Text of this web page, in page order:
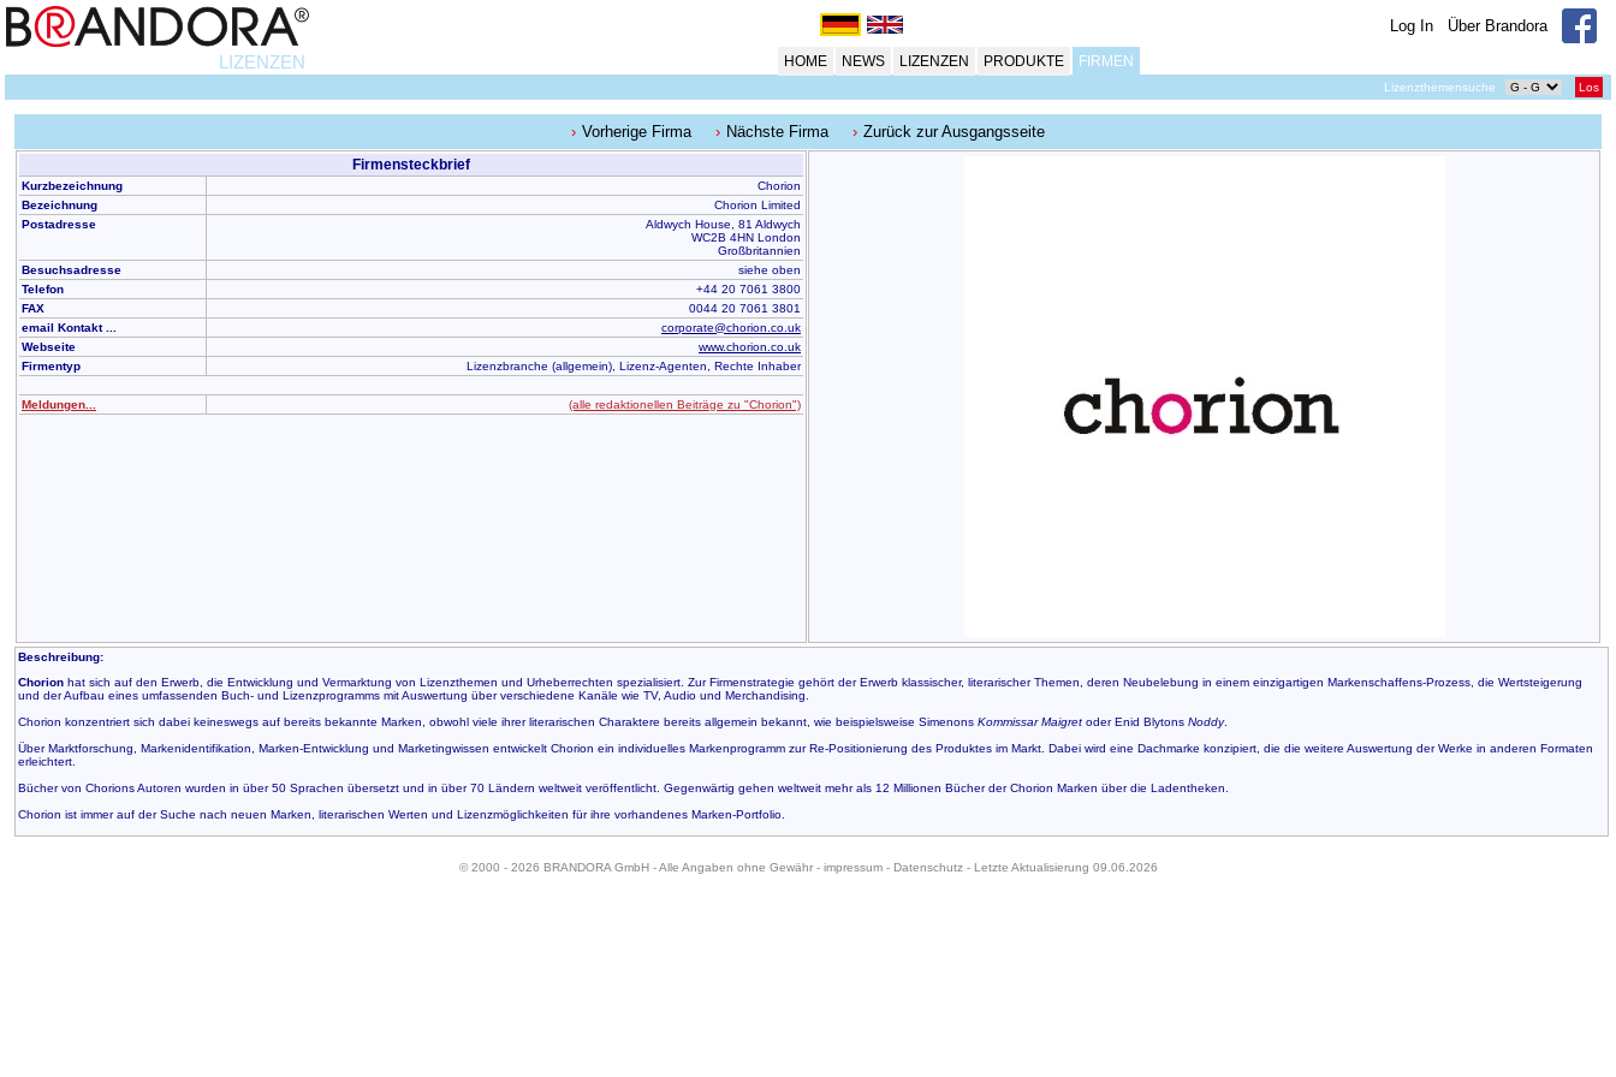
Log In Über Brandora
LIZENZEN HOME NEWS LIZENZEN PRODUKTE FIRMEN
Lizenzthemensuche Los
Vorherige Firma Nächste Firma Zurück zur Ausgangsseite
Firmensteckbrief
Kurzbezeichnung
Chorion
Bezeichnung
Chorion Limited
Postadresse
Aldwych House, 81 Aldwych
WC2B 4HN London
Großbritannien
Besuchsadresse
siehe oben
Telefon
+44 20 7061 3800
FAX
0044 20 7061 3801
email Kontakt ...
corporate@chorion.co.uk
Webseite
www.chorion.co.uk
Firmentyp
Lizenzbranche (allgemein), Lizenz-Agenten, Rechte Inhaber
Meldungen... (alle redaktionellen Beiträge zu "Chorion")
Beschreibung:
Chorion hat sich auf den Erwerb, die Entwicklung und Vermarktung von Lizenzthemen und Urheberrechten spezialisiert. Zur Firmenstrategie gehört der Erwerb klassischer, literarischer Themen, deren Neubelebung in einem einzigartigen Markenschaffens-Prozess, die Wertsteigerung
und der Aufbau eines umfassenden Buch- und Lizenzprogramms mit Auswertung über verschiedene Kanäle wie TV, Audio und Merchandising.
Chorion konzentriert sich dabei keineswegs auf bereits bekannte Marken, obwohl viele ihrer literarischen Charaktere bereits allgemein bekannt, wie beispielsweise Simenons Kommissar Maigret oder Enid Blytons Noddy.
Über Marktforschung, Markenidentifikation, Marken-Entwicklung und Marketingwissen entwickelt Chorion ein individuelles Markenprogramm zur Re-Positionierung des Produktes im Markt. Dabei wird eine Dachmarke konzipiert, die die weitere Auswertung der Werke in anderen Formaten
erleichtert.
Bücher von Chorions Autoren wurden in über 50 Sprachen übersetzt und in über 70 Ländern weltweit veröffentlicht. Gegenwärtig gehen weltweit mehr als 12 Millionen Bücher der Chorion Marken über die Ladentheken.
Chorion ist immer auf der Suche nach neuen Marken, literarischen Werten und Lizenzmöglichkeiten für ihre vorhandenes Marken-Portfolio.
© 2000 - 2026 BRANDORA GmbH - Alle Angaben ohne Gewähr - impressum- Datenschutz- Letzte Aktualisierung 09.06.2026